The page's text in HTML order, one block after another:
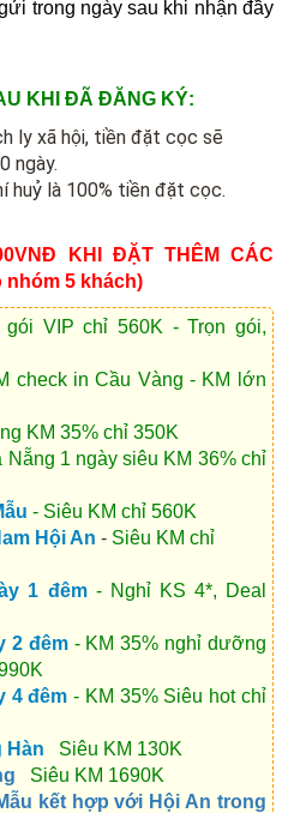
trong ngày sau khi nhận đầy
KHI ĐÃ ĐĂNG KÝ:
ly xã hội, tiền đặt cọc sẽ
ngày.
huỷ là 100% tiền đặt cọc.
KHI ĐẶT THÊM CÁC
nhóm 5 khách)
gói VIP chỉ 560K - Trọn gói,
check in Cầu Vàng - KM lớn
KM 35% chỉ 350K
Nẵng 1 ngày siêu KM 36% chỉ
- Siêu KM chỉ 560K
Hội An - Siêu KM chỉ
1 đêm - Nghỉ KS 4*, Deal
2 đêm - KM 35% nghỉ dưỡng
4 đêm - KM 35% Siêu hot chỉ
Hàn
Siêu KM 130K
Siêu KM 1690K
kết hợp với Hội An trong